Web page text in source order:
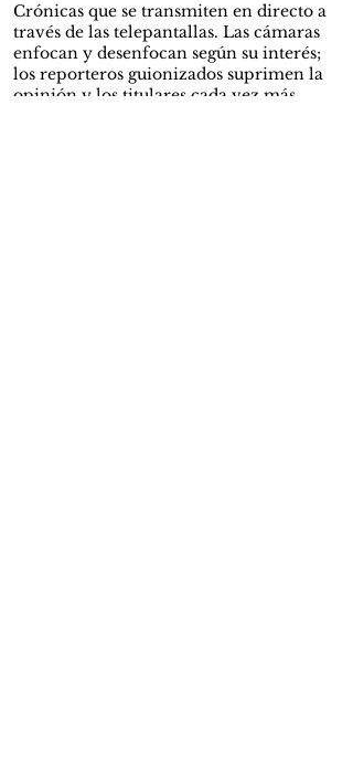
Crónicas que se transmiten en directo a
través de las telepantallas. Las cámaras
enfocan y desenfocan según su interés;
los reporteros guionizados suprimen la
opinión y los titulares cada vez más